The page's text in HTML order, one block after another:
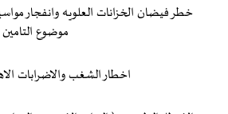
خطر فيضان الخزانات العلويه وانفجار
موضوع التامين
اخطار الشغب والاضرابات